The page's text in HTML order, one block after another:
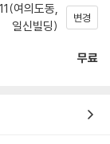
여의도동,
일신빌딩)
변경
무료